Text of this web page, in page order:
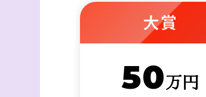
大賞
50万円